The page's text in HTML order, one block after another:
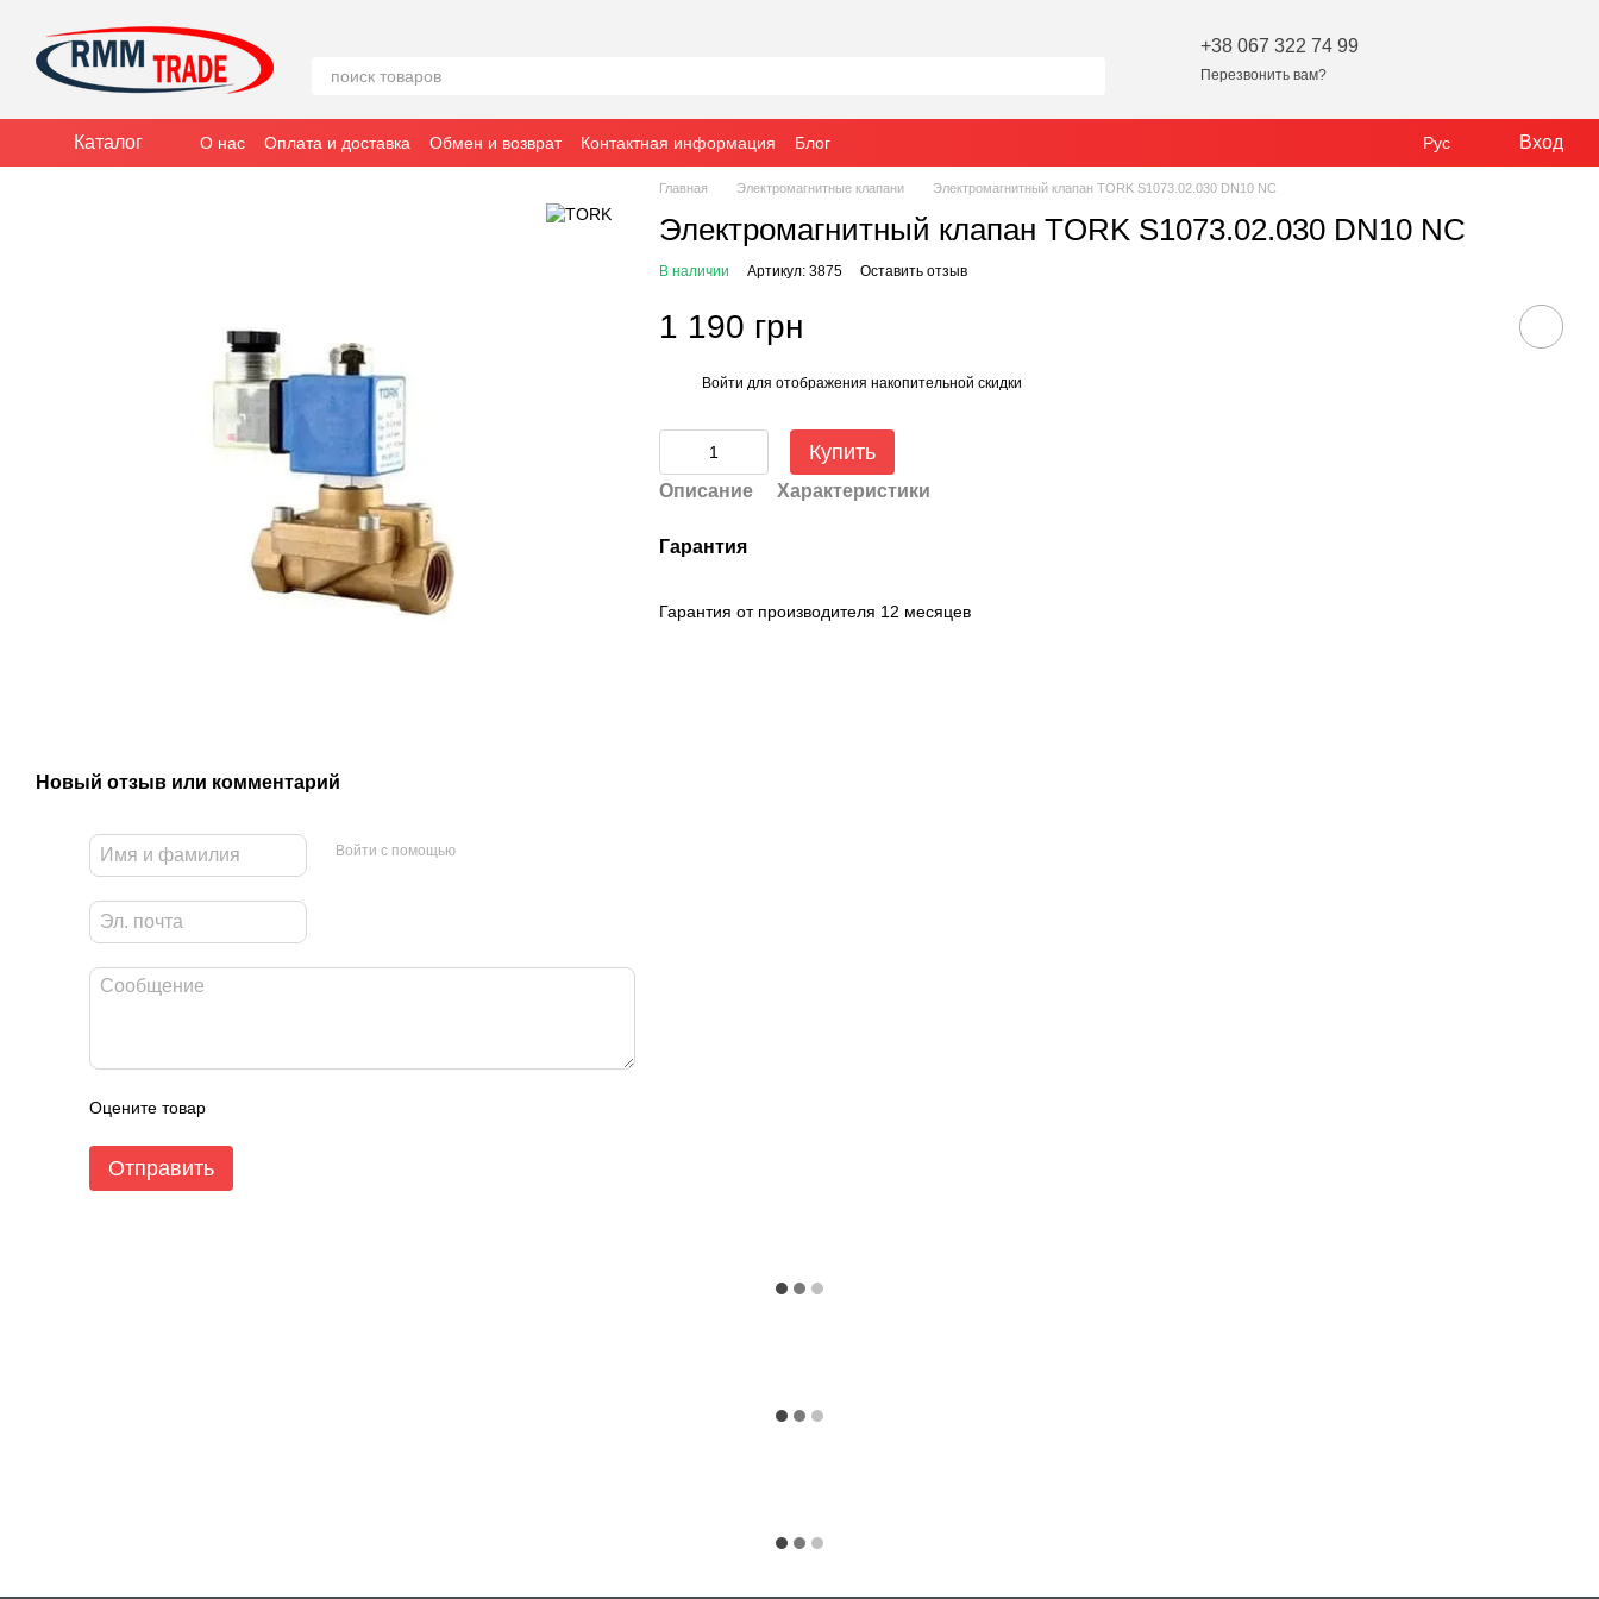
+38 067 322 74 99
Перезвонить вам?
Каталог О нас Оплата и доставка Обмен и возврат Контактная информация Блог Рус Вход
Новый отзыв или комментарий
Войти с помощью
Оцените товар
Отправить
Главная Электромагнитные клапани Электромагнитный клапан TORK S1073.02.030 DN10 NC
Электромагнитный клапан TORK S1073.02.030 DN10 NC
В наличии Артикул: 3875 Оставить отзыв
1 190 грн
Войти для отображения накопительной скидки
Купить
Описание Характеристики
Гарантия
Гарантия от производителя 12 месяцев